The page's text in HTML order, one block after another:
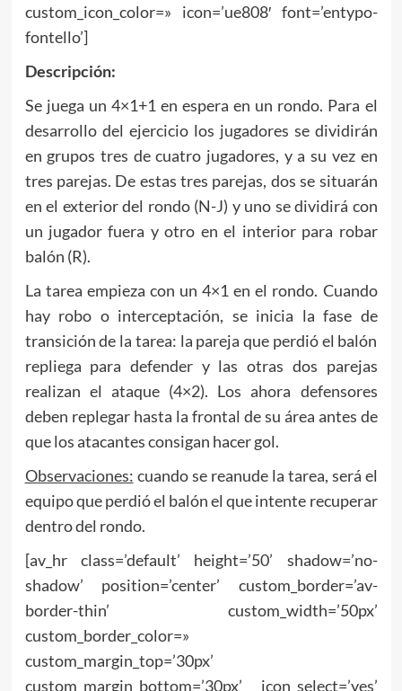
custom_icon_color=» icon=’ue808′ font=’entypo-
fontello’]
Descripción:
Se juega un 4×1+1 en espera en un rondo. Para el
desarrollo del ejercicio los jugadores se dividirán
en grupos tres de cuatro jugadores, y a su vez en
tres parejas. De estas tres parejas, dos se situarán
en el exterior del rondo (N-J) y uno se dividirá con
un jugador fuera y otro en el interior para robar
balón (R).
La tarea empieza con un 4×1 en el rondo. Cuando
hay robo o interceptación, se inicia la fase de
transición de la tarea: la pareja que perdió el balón
repliega para defender y las otras dos parejas
realizan el ataque (4×2). Los ahora defensores
deben replegar hasta la frontal de su área antes de
que los atacantes consigan hacer gol.
Observaciones: cuando se reanude la tarea, será el
equipo que perdió el balón el que intente recuperar
dentro del rondo.
[av_hr class=’default’ height=’50’ shadow=’no-
shadow’ position=’center’ custom_border=’av-
border-thin’ custom_width=’50px’
custom_border_color=»
custom_margin_top=’30px’
custom_margin_bottom=’30px’ icon_select=’yes’